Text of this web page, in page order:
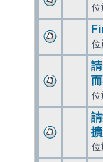
位
位
位
位